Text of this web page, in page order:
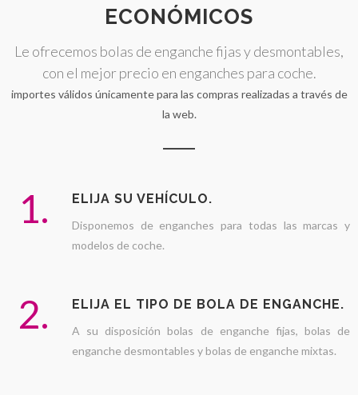
ECONÓMICOS
Le ofrecemos bolas de enganche fijas y desmontables,
con el mejor precio en enganches para coche.
importes válidos únicamente para las compras realizadas a través de
la web.
1. ELIJA SU VEHÍCULO.
Disponemos de enganches para todas las marcas y
modelos de coche.
2. ELIJA EL TIPO DE BOLA DE ENGANCHE.
A su disposición bolas de enganche fijas, bolas de
enganche desmontables y bolas de enganche mixtas.